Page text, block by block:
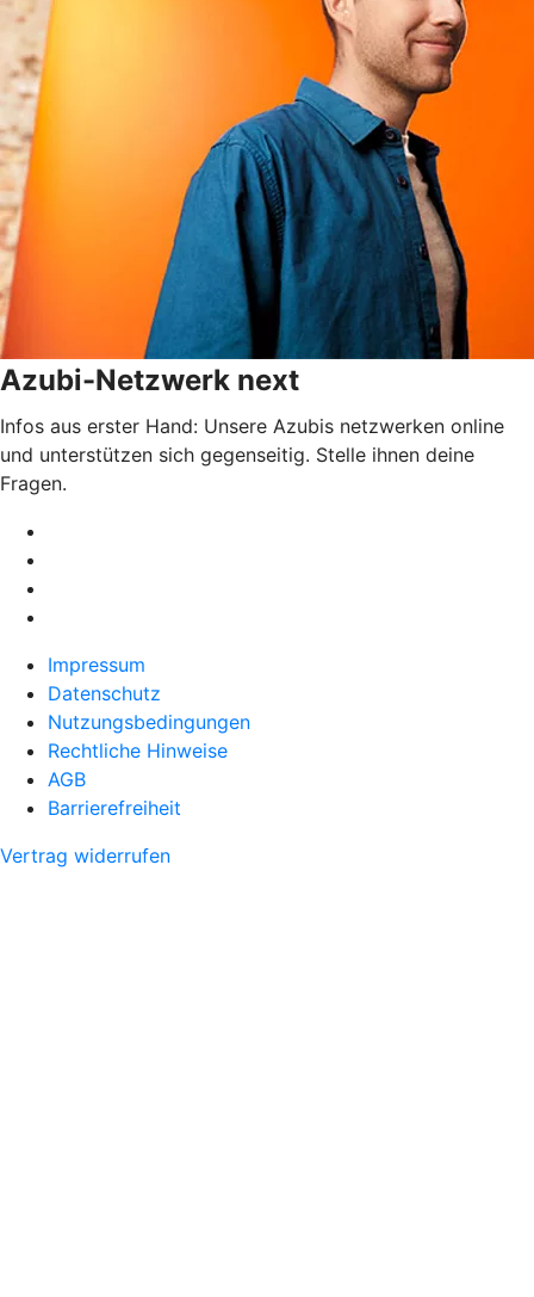
Azubi-Netzwerk next
Infos aus erster Hand: Unsere Azubis netzwerken online
und unterstützen sich gegenseitig. Stelle ihnen deine
Fragen.
Impressum
Datenschutz
Nutzungsbedingungen
Rechtliche Hinweise
AGB
Barrierefreiheit
Vertrag widerrufen